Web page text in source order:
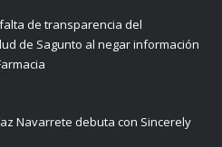
de transparencia del
de Sagunto al negar información
Navarrete debuta con Sincerely